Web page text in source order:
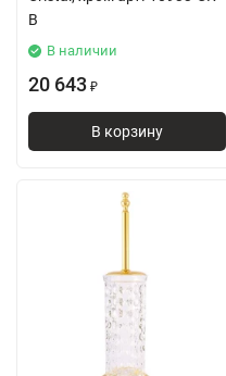
B
В наличии
20 643 ₽
В корзину